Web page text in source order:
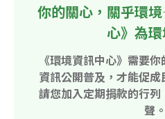
你的關心，關乎環
心》為
《環境資訊中心》需要
資訊公開普及，才能促
請您加入定期捐款的行
聲。